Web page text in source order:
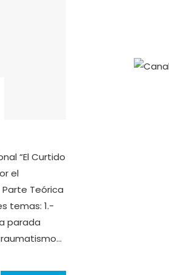
“El Curtido
el
Teórica
temas: 1.-
parada